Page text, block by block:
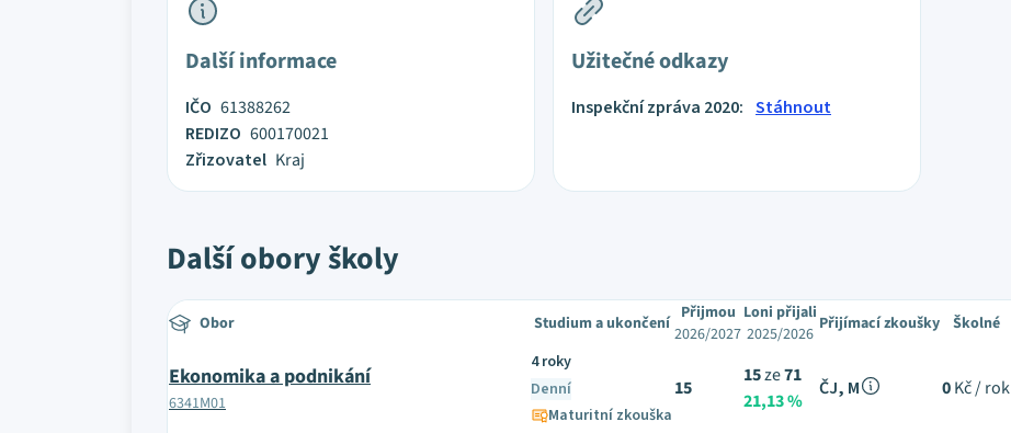
Další informace
IČO 61388262
REDIZO 600170021
Zřizovatel Kraj
Užitečné odkazy
Inspekční zpráva 2020: Stáhnout
Další obory školy
Obor Studium a ukončení Přijmou
2026/2027
Loni přijali
2025/2026 Přijímací zkoušky Školné
Ekonomika a podnikání
6341M01
4 roky
Denní
Maturitní zkouška
15
15ze71
21,13 %
ČJ, M 0Kč / rok